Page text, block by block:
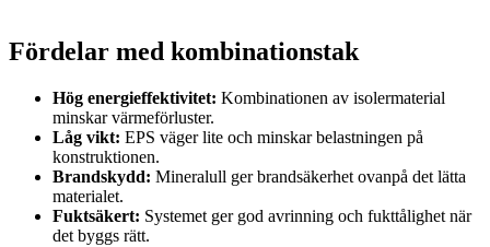
Fördelar med kombinationstak
Hög energieffektivitet: Kombinationen av isolermaterial
minskar värmeförluster.
Låg vikt: EPS väger lite och minskar belastningen på
konstruktionen.
Brandskydd: Mineralull ger brandsäkerhet ovanpå det lätta
materialet.
Fuktsäkert: Systemet ger god avrinning och fukttålighet när
det byggs rätt.